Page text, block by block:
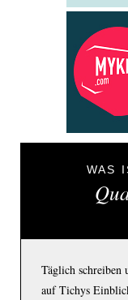
WAS
Täglich schreiben
auf Tichys